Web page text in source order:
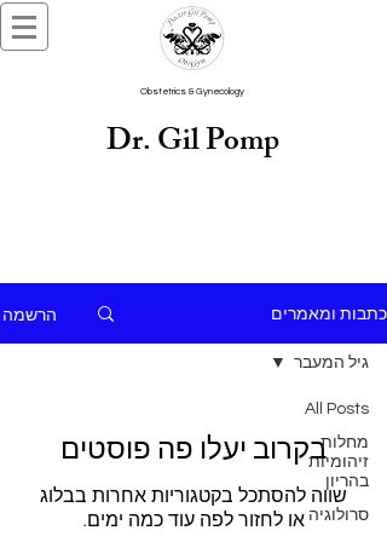
Obstetrics & Gynecology
Dr. Gil Pomp
כתבות ומאמרים הרשמה
All Posts
מחלות
זיהומיות
בהריון
סרולוגיה
גיל המעבר
בקרוב יעלו פה פוסטים
שווה להסתכל בקטגוריות אחרות בבלוג
או לחזור לפה עוד כמה ימים.